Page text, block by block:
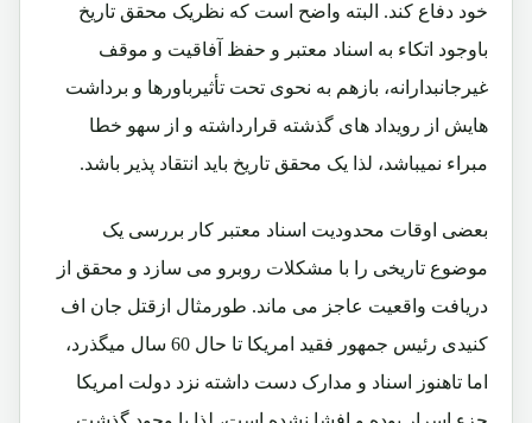
خود دفاع کند. البته واضح است که نظریک محقق تاریخ
باوجود اتکاء به اسناد معتبر و حفظ آفاقیت و موقف
غیرجانبدارانه، بازهم به نحوی تحت تأثیرباورها و برداشت
هایش از رویداد های گذشته قرارداشته و از سهو خطا
مبراء نمیباشد، لذا یک محقق تاریخ باید انتقاد پذیر باشد.
بعضی اوقات محدودیت اسناد معتبر کار بررسی یک
موضوع تاریخی را با مشکلات روبرو می سازد و محقق از
دریافت واقعیت عاجز می ماند. طورمثال ازقتل جان اف
کنیدی رئیس جمهور فقید امریکا تا حال 60 سال میگذرد،
اما تاهنوز اسناد و مدارک دست داشته نزد دولت امریکا